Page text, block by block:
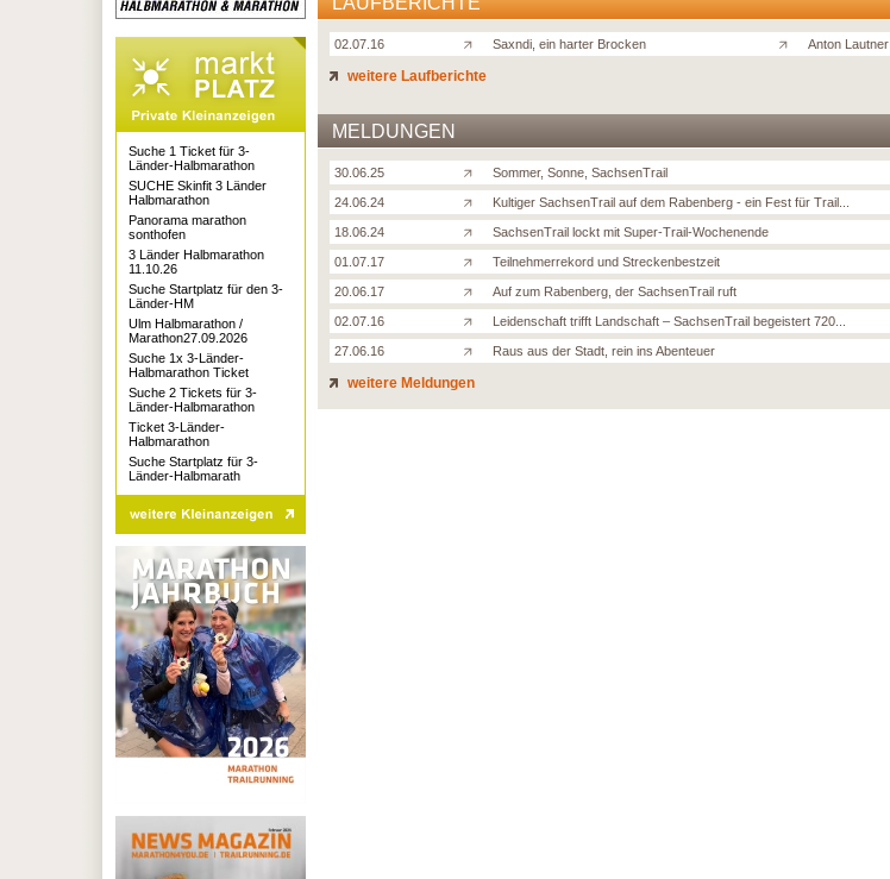
02.07.16 Saxndi, ein harter Brocken Anton Lautner
weitere Laufberichte
MELDUNGEN
30.06.25 Sommer, Sonne, SachsenTrail
24.06.24 Kultiger SachsenTrail auf dem Rabenberg - ein Fest für Trail...
18.06.24 SachsenTrail lockt mit Super-Trail-Wochenende
01.07.17 Teilnehmerrekord und Streckenbestzeit
20.06.17 Auf zum Rabenberg, der SachsenTrail ruft
02.07.16 Leidenschaft trifft Landschaft – SachsenTrail begeistert 720...
27.06.16 Raus aus der Stadt, rein ins Abenteuer
weitere Meldungen
Suche 1 Ticket für 3-
Länder-Halbmarathon
SUCHE Skinfit 3 Länder
Halbmarathon
Panorama marathon
sonthofen
3 Länder Halbmarathon
11.10.26
Suche Startplatz für den 3-
Länder-HM
Ulm Halbmarathon /
Marathon27.09.2026
Suche 1x 3-Länder-
Halbmarathon Ticket
Suche 2 Tickets für 3-
Länder-Halbmarathon
Ticket 3-Länder-
Halbmarathon
Suche Startplatz für 3-
Länder-Halbmarath